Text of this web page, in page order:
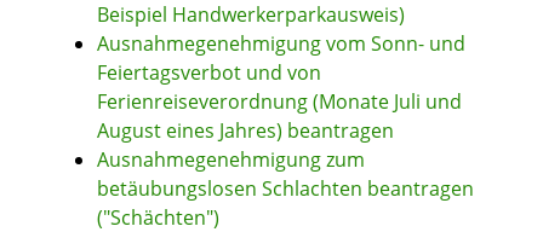
Beispiel Handwerkerparkausweis)
Ausnahmegenehmigung vom Sonn- und
Feiertagsverbot und von
Ferienreiseverordnung (Monate Juli und
August eines Jahres) beantragen
Ausnahmegenehmigung zum
betäubungslosen Schlachten beantragen
("Schächten")